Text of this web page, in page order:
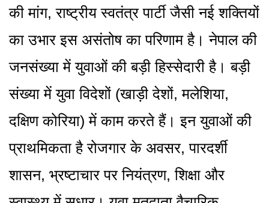
की मांग, राष्ट्रीय स्वतंत्र पार्टी जैसी नई शक्तियों
का उभार इस असंतोष का परिणाम है। नेपाल की
जनसंख्या में युवाओं की बड़ी हिस्सेदारी है। बड़ी
संख्या में युवा विदेशों (खाड़ी देशों, मलेशिया,
दक्षिण कोरिया) में काम करते हैं। इन युवाओं की
प्राथमिकता है रोजगार के अवसर, पारदर्शी
शासन, भ्रष्टाचार पर नियंत्रण, शिक्षा और